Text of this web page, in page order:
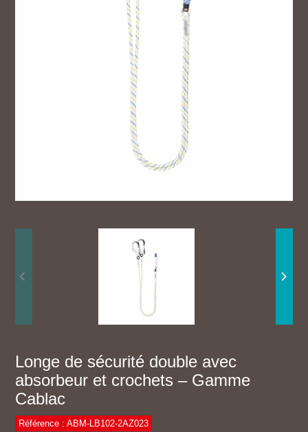
Longe de sécurité double avec
absorbeur et crochets – Gamme
Cablac
Référence : ABM-LB102-2AZ023